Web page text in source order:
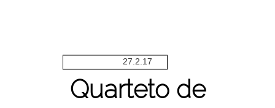
27.2.17
Quarteto de